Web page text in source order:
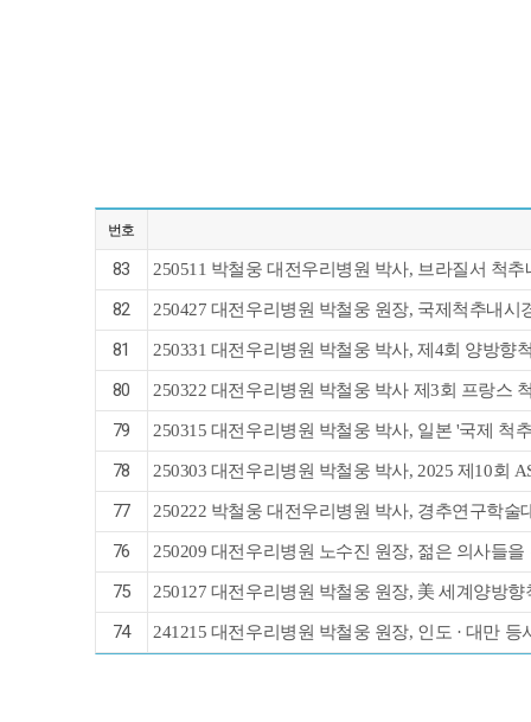
번호
83 250511 박철웅 대전우리병원 박사, 브라질서 척
82 250427 대전우리병원 박철웅 원장, 국제척추내시
81 250331 대전우리병원 박철웅 박사, 제4회 양방향
80 250322 대전우리병원 박철웅 박사 제3회 프랑스
79 250315 대전우리병원 박철웅 박사, 일본 '국제 척
78 250303 대전우리병원 박철웅 박사, 2025 제10회
77 250222 박철웅 대전우리병원 박사, 경추연구학술
76 250209 대전우리병원 노수진 원장, 젊은 의사들
75 250127 대전우리병원 박철웅 원장, 美 세계양방
74 241215 대전우리병원 박철웅 원장, 인도 · 대만 등